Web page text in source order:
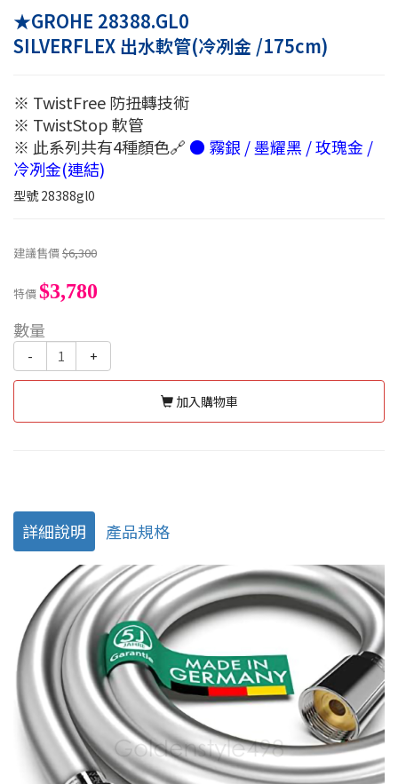
★GROHE 28388.GL0
SILVERFLEX 出水軟管(冷冽金 /175cm)
※ TwistFree 防扭轉技術
※ TwistStop 軟管
※ 此系列共有4種顏色🔗 ● 霧銀 / 墨耀黑 / 玫瑰金 /
冷冽金(連結)
型號28388gl0
建議售價$6,300
特價$3,780
數量
- +
加入購物車
詳細說明 產品規格